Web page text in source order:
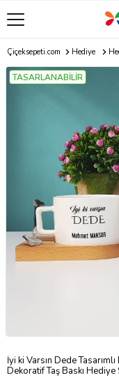
Çiçeksepeti.com Hediye
TASARLANABİLİR
İyi ki Varsın Dede
Dekoratif Taş Baskı Hediye